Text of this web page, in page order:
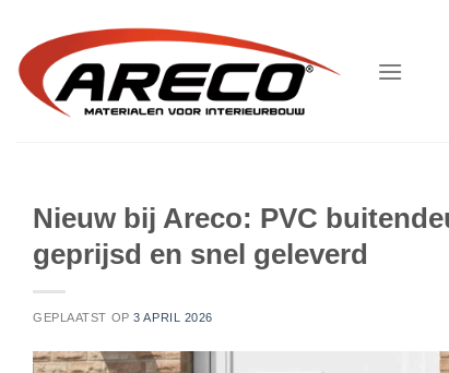
inhoud
Nieuw bij Areco: PVC
geprijsd en snel geleverd
GEPLAATST OP3 APRIL 2026